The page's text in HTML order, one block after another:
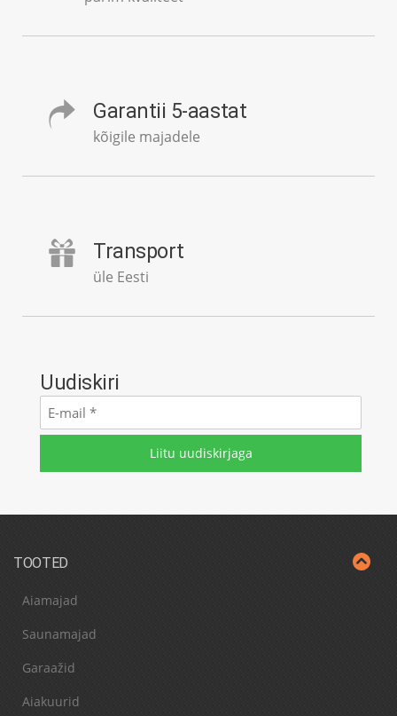
Garantii 5-aastat
kõigile majadele
Transport
üle Eesti
Uudiskiri
E-
mail
TOOTED
Aiamajad
Saunamajad
Garaažid
Aiakuurid